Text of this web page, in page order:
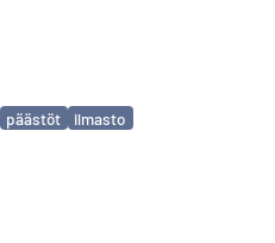
päästöt ilmasto